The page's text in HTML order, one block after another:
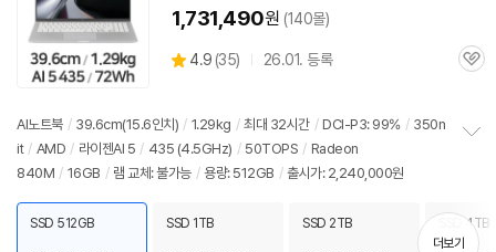
1,731,490원 (140몰)
별
4.9 (상
뷰
35) 26.01. 등록
관
AI노트북 / 39.6cm(15.6인치) / 1.29kg / 최대 32시간 / DCI-P3: 99% / 350n
it / AMD / 라이젠AI 5 / 435 (4.5GHz) / 50TOPS / Radeon
840M / 16GB / 램 교체: 불가능 / 용량: 512GB / 출시가: 2,240,000원
치
기
SSD 512GB SSD 1TB SSD 2TB SSD 4TB
더보기